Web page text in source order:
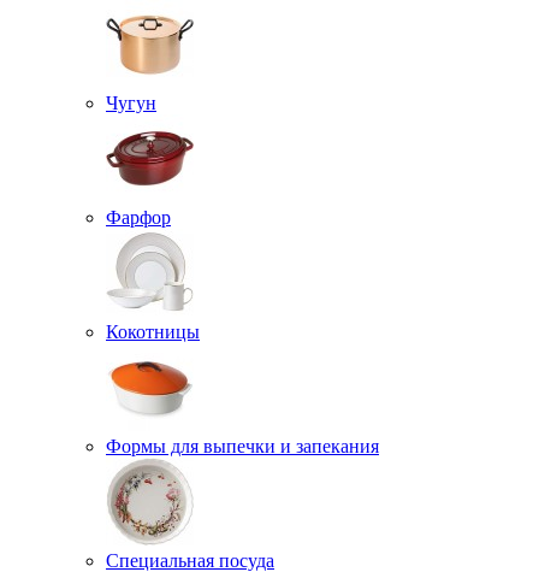
Чугун
Фарфор
Кокотницы
Формы для выпечки и запекания
Специальная посуда